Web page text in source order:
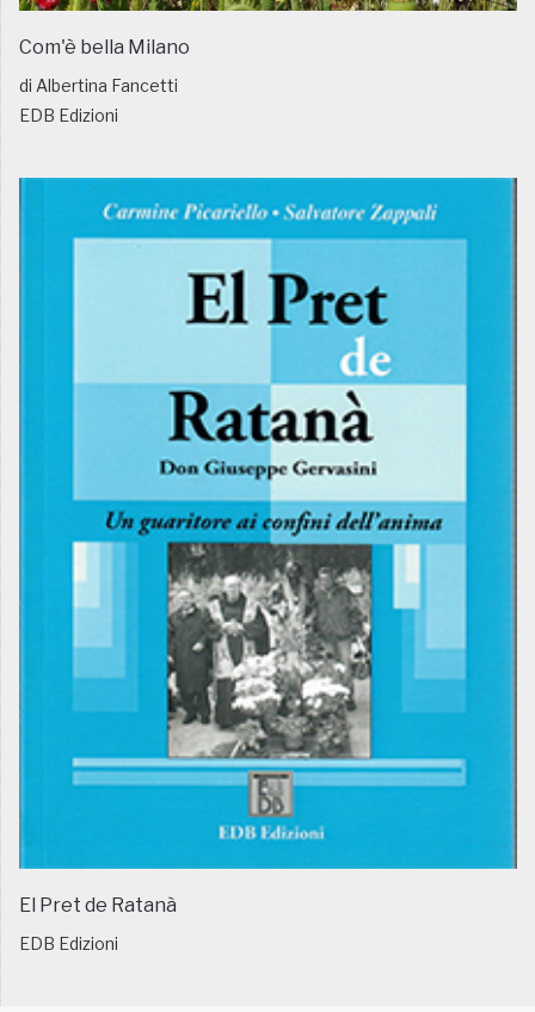
Com'è bella Milano
di Albertina Fancetti
EDB Edizioni
El Pret de Ratanà
EDB Edizioni